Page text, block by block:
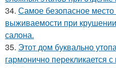
34. Самое безопасное место
выживаемости при крушении
салона.
35. Этот дом буквально
гармонично перекликается